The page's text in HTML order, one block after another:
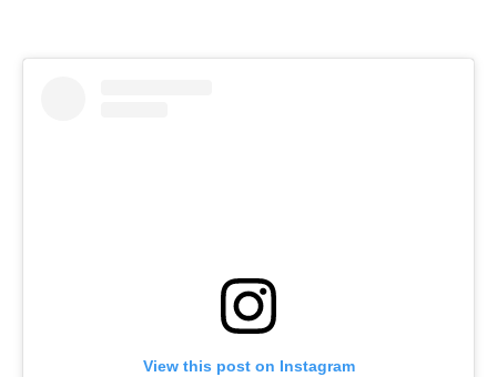
View this post on Instagram